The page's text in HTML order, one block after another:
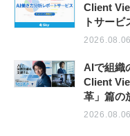
Client
トサービ
AIで組織
Client
革」篇の